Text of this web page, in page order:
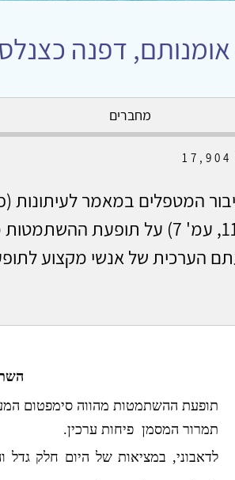
דפנה
מחברים
המטפלים במאמר לעיתונות
בידיעות אחרונות, 11.9.2007, עמ' 7) על תופעת
הערכית של אנשי מקצוע
תופעת ההשתמטות מהווה סימפטום
תמרור המסמן פיחות ערכין.
לדאבוני, במציאות של היום חלק גדל